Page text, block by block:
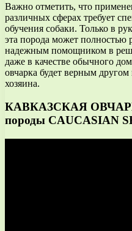
Важно отметить, что
различных сферах требует
обучения собаки. Только в
эта порода может полностью
надежным помощником в
даже в качестве обычного
овчарка будет верным
хозяина.
КАВКАЗСКАЯ
породы CAUCASIAN